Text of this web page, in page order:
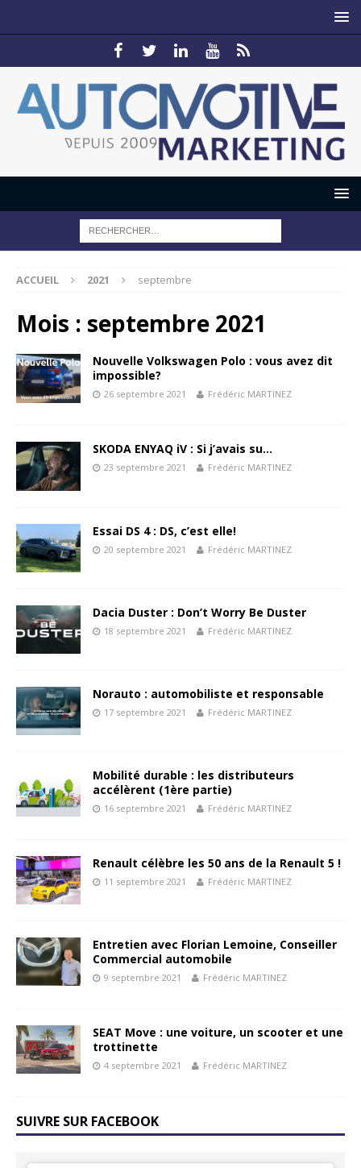
ACCUEIL 2021 septembre
Mois : septembre 2021
Nouvelle Volkswagen Polo : vous avez dit
impossible?
26 septembre 2021 Frédéric MARTINEZ
SKODA ENYAQ iV : Si j’avais su…
23 septembre 2021 Frédéric MARTINEZ
Essai DS 4 : DS, c’est elle!
20 septembre 2021 Frédéric MARTINEZ
Dacia Duster : Don’t Worry Be Duster
18 septembre 2021 Frédéric MARTINEZ
Norauto : automobiliste et responsable
17 septembre 2021 Frédéric MARTINEZ
Mobilité durable : les distributeurs
accélèrent (1ère partie)
16 septembre 2021 Frédéric MARTINEZ
Renault célèbre les 50 ans de la Renault 5 !
11 septembre 2021 Frédéric MARTINEZ
Entretien avec Florian Lemoine, Conseiller
Commercial automobile
9 septembre 2021 Frédéric MARTINEZ
SEAT Move : une voiture, un scooter et une
trottinette
4 septembre 2021 Frédéric MARTINEZ
SUIVRE SUR FACEBOOK